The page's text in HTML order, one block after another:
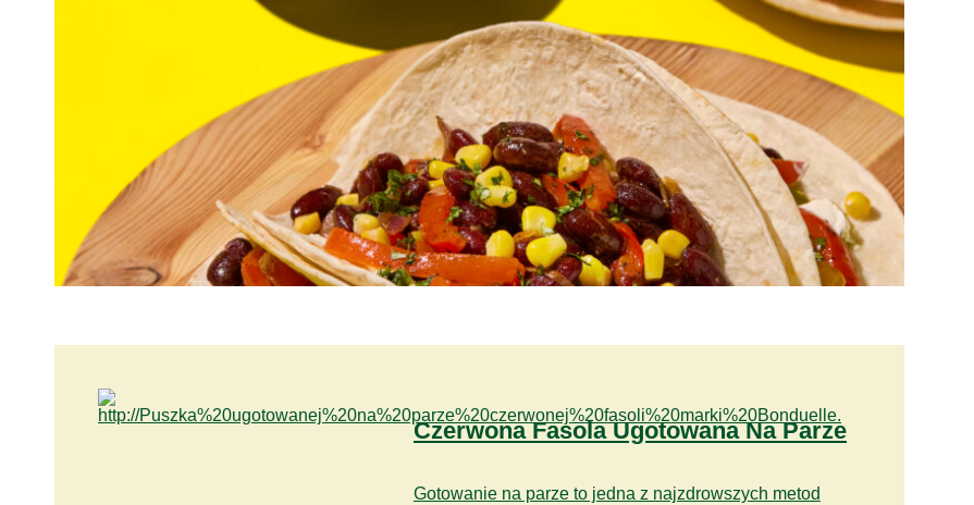
Czerwona Fasola Ugotowana Na Parze
Gotowanie na parze to jedna z najzdrowszych metod